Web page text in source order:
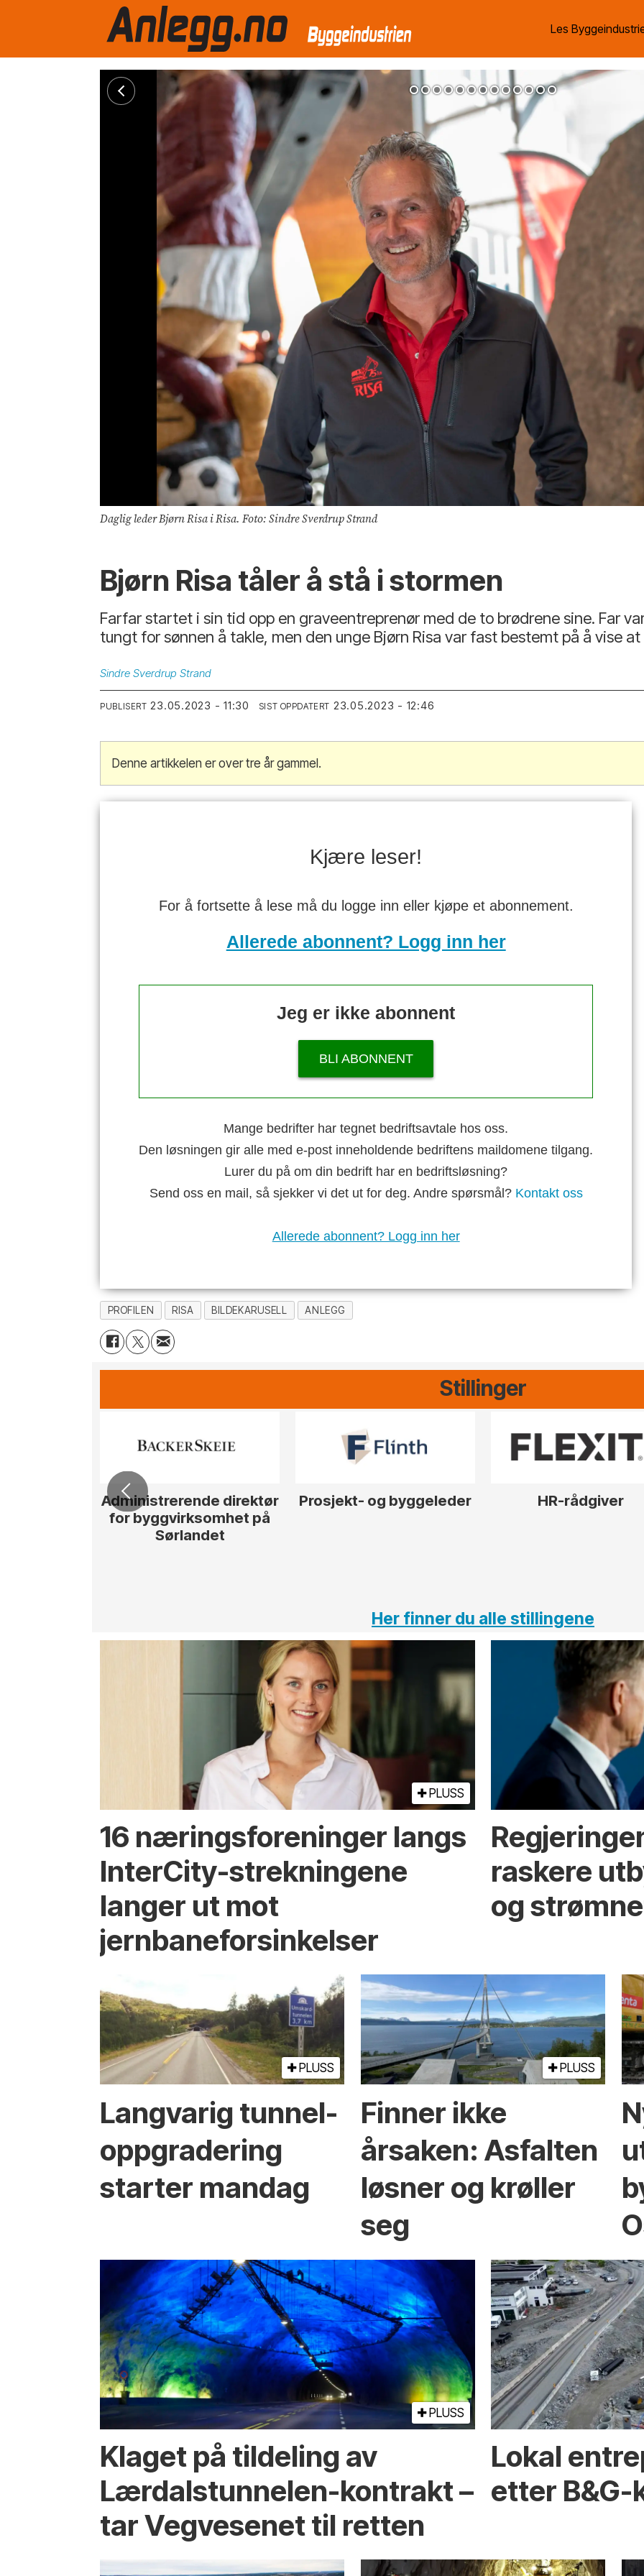
Les
Daglig leder Bjørn Risa i Risa. Foto: Sindre Sverdrup Strand
Bjørn Risa tåler å stå i stormen
Farfar startet i sin tid opp en graveentreprenør med de to brødrene sine. Far
tungt for sønnen å takle, men den unge Bjørn Risa var fast bestemt på å vise
Sindre Sverdrup Strand
PUBLISERT 23.05.2023 - 11:30 SIST OPPDATERT 23.05.2023 - 12:46
Denne artikkelen er over tre år gammel.
Kjære leser!
For å fortsette å lese må du logge inn eller kjøpe et abonnement.
Allerede abonnent? Logg inn her
Jeg er ikke abonnent
BLI ABONNENT
Mange bedrifter har tegnet bedriftsavtale hos oss.
Den løsningen gir alle med e-post inneholdende bedriftens maildomene tilgang.
Lurer du på om din bedrift har en bedriftsløsning?
Send oss en mail, så sjekker vi det ut for deg. Andre spørsmål? Kontakt oss
Allerede abonnent? Logg inn her
PROFILEN RISA BILDEKARUSELL ANLEGG
Stillinger
Administrerende direktør
for byggvirksomhet på
Sørlandet
Prosjekt- og byggeleder HR-rådgiver
Her finner du alle stillingene
PLUSS
16 næringsforeninger langs
InterCity-strekningene
langer ut mot
jernbaneforsinkelser
raskere
og
PLUSS
Langvarig tunnel­
oppgradering
starter mandag
PLUSS
Finner ikke
årsaken: Asfalten
løsner og krøller
seg
PLUSS
Klaget på tildeling av
Lærdalstunnelen-kontrakt –
tar Vegvesenet til retten
Lokal
etter B&G-